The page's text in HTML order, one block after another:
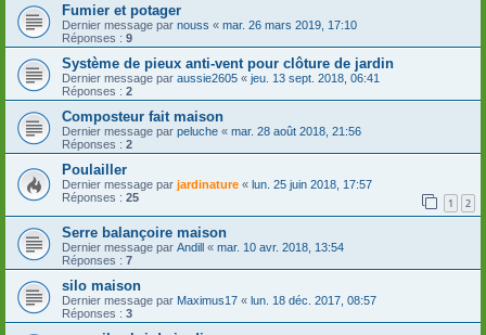
Fumier et potager
Dernier message par nouss « mar. 26 mars 2019, 17:10
Réponses : 9
Système de pieux anti-vent pour clôture de jardin
Dernier message par aussie2605 « jeu. 13 sept. 2018, 06:41
Réponses : 2
Composteur fait maison
Dernier message par peluche « mar. 28 août 2018, 21:56
Réponses : 2
Poulailler
Dernier message par jardinature « lun. 25 juin 2018, 17:57
Réponses : 25 1 2
Serre balançoire maison
Dernier message par Andill « mar. 10 avr. 2018, 13:54
Réponses : 7
silo maison
Dernier message par Maximus17 « lun. 18 déc. 2017, 08:57
Réponses : 3